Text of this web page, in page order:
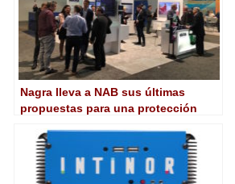
Nagra lleva a NAB sus últimas
propuestas para una protección
de pago